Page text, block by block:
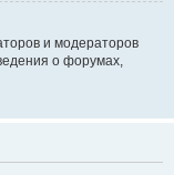
и модераторов
о форумах,